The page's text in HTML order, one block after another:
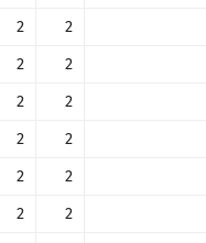
2
2
2
2
2
2
2
2
2
2
2
2